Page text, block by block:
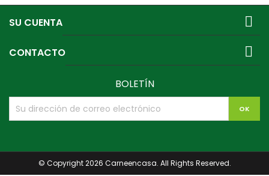
SU CUENTA 
CONTACTO 
BOLETÍN
© Copyright 2026 Carneencasa. All Rights Reserved.